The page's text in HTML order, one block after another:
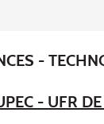
-
- UFR